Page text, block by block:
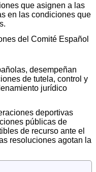
que asignen a las
en las condiciones que
del Comité Español
desempeñan
de tutela, control y
jurídico
deportivas
públicas de
de recurso ante el
resoluciones agotan la